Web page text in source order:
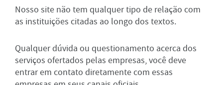
Nosso site não tem qualquer tipo de relação com
as instituições citadas ao longo dos textos.
Qualquer dúvida ou questionamento acerca dos
serviços ofertados pelas empresas, você deve
entrar em contato diretamente com essas